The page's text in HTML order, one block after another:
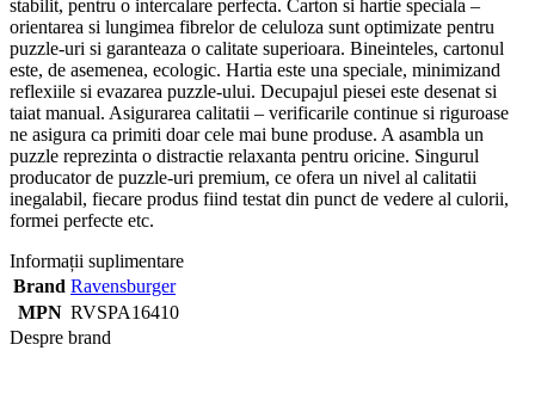
stabilit, pentru o intercalare perfecta. Carton si hartie speciala –
orientarea si lungimea fibrelor de celuloza sunt optimizate pentru
puzzle-uri si garanteaza o calitate superioara. Bineinteles, cartonul
este, de asemenea, ecologic. Hartia este una speciale, minimizand
reflexiile si evazarea puzzle-ului. Decupajul piesei este desenat si
taiat manual. Asigurarea calitatii – verificarile continue si riguroase
ne asigura ca primiti doar cele mai bune produse. A asambla un
puzzle reprezinta o distractie relaxanta pentru oricine. Singurul
producator de puzzle-uri premium, ce ofera un nivel al calitatii
inegalabil, fiecare produs fiind testat din punct de vedere al culorii,
formei perfecte etc.
Informații suplimentare
Brand Ravensburger
MPN RVSPA16410
Despre brand